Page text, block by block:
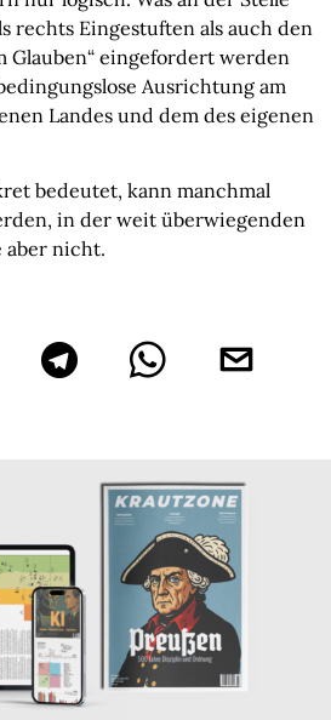
rechts Eingestuften als auch den
Glauben“ eingefordert werden
Ausrichtung am
Landes und dem des eigenen
bedeutet, kann manchmal
in der weit überwiegenden
aber nicht.